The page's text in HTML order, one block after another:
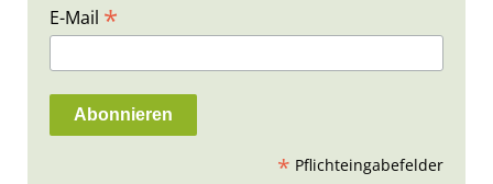
E-Mail *
* Pflichteingabefelder